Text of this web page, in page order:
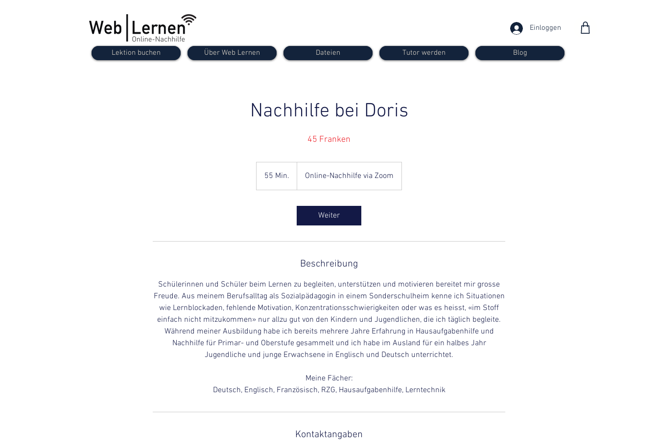
Einloggen
Lektion buchen Über Web Lernen Dateien Tutor werden Blog
Nachhilfe bei Doris
45 Franken
55 Min.
5
Online-Nachhilfe via Zoom
Weiter
Beschreibung
Schülerinnen und Schüler beim Lernen zu begleiten, unterstützen und motivieren bereitet mir grosse
Freude. Aus meinem Berufsalltag als Sozialpädagogin in einem Sonderschulheim kenne ich Situationen
wie Lernblockaden, fehlende Motivation, Konzentrationsschwierigkeiten oder was es heisst, «im Stoff
einfach nicht mitzukommen» nur allzu gut von den Kindern und Jugendlichen, die ich täglich begleite.
Während meiner Ausbildung habe ich bereits mehrere Jahre Erfahrung in Hausaufgabenhilfe und
Nachhilfe für Primar- und Oberstufe gesammelt und ich habe im Ausland für ein halbes Jahr
Jugendliche und junge Erwachsene in Englisch und Deutsch unterrichtet.
Meine Fächer:
Deutsch, Englisch, Französisch, RZG, Hausaufgabenhilfe, Lerntechnik
Kontaktangaben